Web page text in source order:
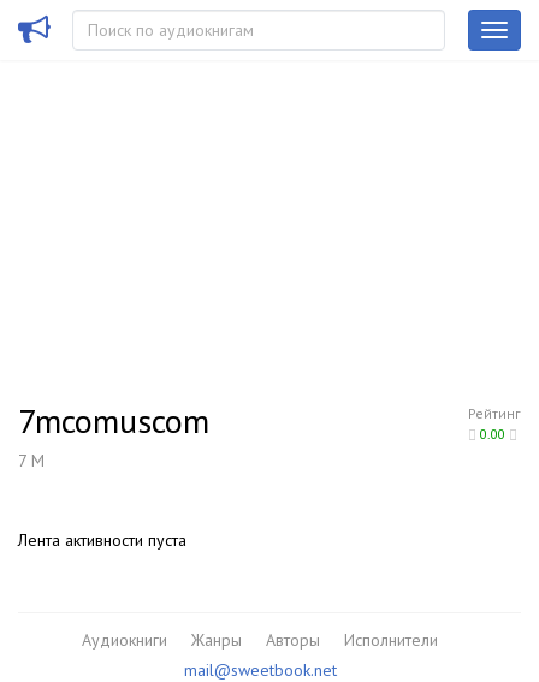
Рейтинг
0.00
7mcomuscom
7 M
Лента активности пуста
Аудиокниги Жанры Авторы
Исполнители
mail@sweetbook.net